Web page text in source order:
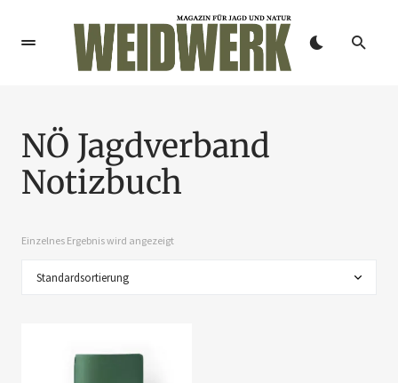
NÖ Jagdverband
Notizbuch
Einzelnes Ergebnis wird angezeigt